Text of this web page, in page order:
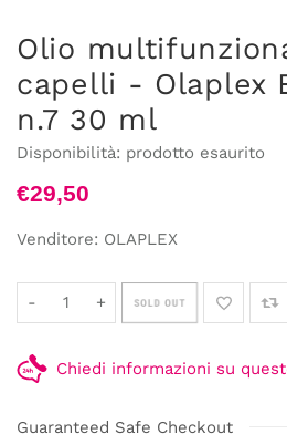
Olio
capelli - Olaplex
n.7 30 ml
Disponibilità: prodotto esaurito
€29,50
Venditore: OLAPLEX
- + SOLD OUT
Chiedi informazioni su
Guaranteed Safe Checkout